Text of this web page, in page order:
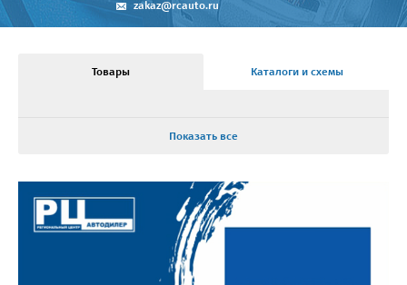
zakaz@rcauto.ru
Товары Каталоги и схемы
Показать все